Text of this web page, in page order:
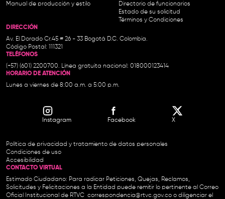
Manual de producción y estilo
Directorio de funcionarios
Estado de su solicitud
Términos y Condiciones
DIRECCIÓN
Av. El Dorado Cr.45 # 26 - 33 Bogotá D.C. Colombia.
Código Postal: 111321
TELÉFONOS
(+57) (601) 2200700. Línea gratuita nacional: 018000123414
HORARIO DE ATENCIÓN
Lunes a viernes de 8:00 a.m. a 5:00 p.m.
Instagram Facebook X
Política de privacidad y tratamiento de datos personales
Condiciones de uso
Accesibilidad
CONTACTO VIRTUAL
Estimado Ciudadano: Para radicar Peticiones, Quejas, Reclamos,
Solicitudes y Felicitaciones a la Entidad puede remitir lo pertinente al Correo
Oficial Institucional de RTVC correspondencia@rtvc.gov.co o diligenciar el